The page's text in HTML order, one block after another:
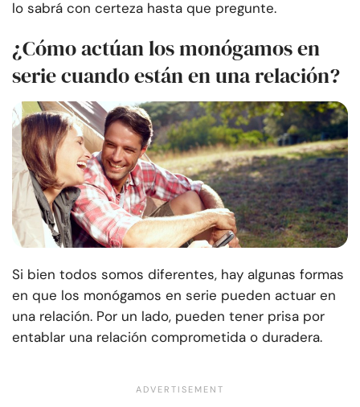
lo sabrá con certeza hasta que pregunte.
¿Cómo actúan los monógamos en
serie cuando están en una relación?
Si bien todos somos diferentes, hay algunas formas
en que los monógamos en serie pueden actuar en
una relación. Por un lado, pueden tener prisa por
entablar una relación comprometida o duradera.